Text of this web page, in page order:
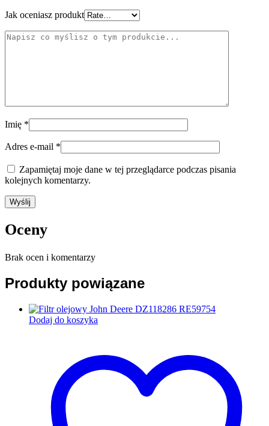
Jak oceniasz produkt
Imię *
Adres e-mail *
Zapamiętaj moje dane w tej przeglądarce podczas pisania
kolejnych komentarzy.
Oceny
Brak ocen i komentarzy
Produkty powiązane
Dodaj do koszyka